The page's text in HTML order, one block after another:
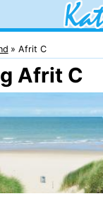
Afrit C
Afrit C